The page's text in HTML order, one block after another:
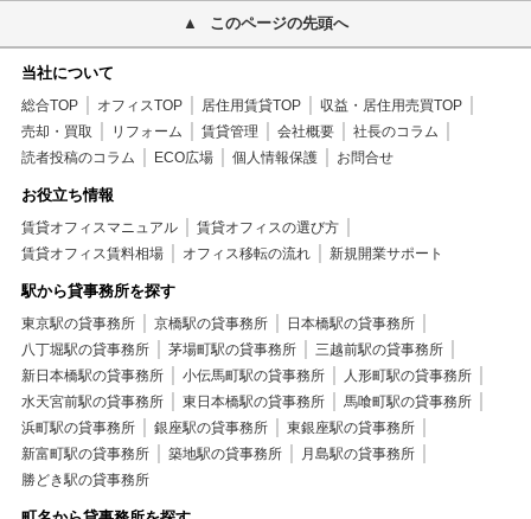
このページの先頭へ
当社について
総合TOP オフィスTOP 居住用賃貸TOP
収益・居住用売買TOP
売却・買取
リフォーム 賃貸管理 会社概要
社長のコラム
読者投稿のコラム
ECO広場 個人情報保護 お問合せ
お役立ち情報
賃貸オフィスマニュアル
賃貸オフィスの選び方
賃貸オフィス賃料相場
オフィス移転の流れ 新規開業サポート
駅から貸事務所を探す
東京駅の貸事務所 京橋駅の貸事務所
日本橋駅の貸事務所
八丁堀駅の貸事務所
茅場町駅の貸事務所
三越前駅の貸事務所
新日本橋駅の貸事務所
小伝馬町駅の貸事務所
人形町駅の貸事務所
水天宮前駅の貸事務所
東日本橋駅の貸事務所
馬喰町駅の貸事務所
浜町駅の貸事務所
銀座駅の貸事務所
東銀座駅の貸事務所
新富町駅の貸事務所
築地駅の貸事務所
月島駅の貸事務所
勝どき駅の貸事務所